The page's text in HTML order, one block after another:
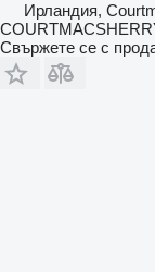
Ирландия,
Свържете се с